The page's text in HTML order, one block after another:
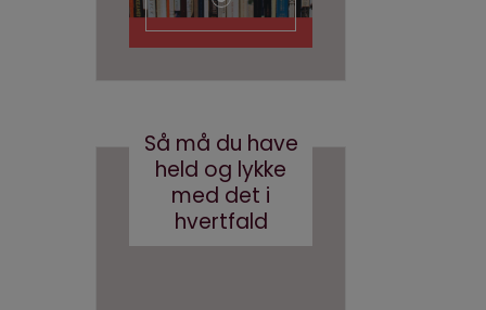
Så må du have
held og lykke
med det i
hvertfald